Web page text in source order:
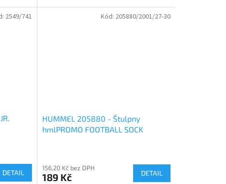
DETAIL
2549/741
HUMMEL 205880 - Štulpny
hmlPROMO FOOTBALL SOCK
156,20 Kč bez DPH
189 Kč DETAIL
Kód: 205880/2001/27-30